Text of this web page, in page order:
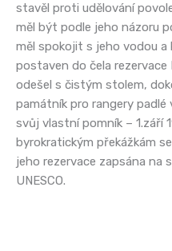
stavěl proti udělování
měl být podle jeho názoru
měl spokojit s jeho vodou a
postaven do čela rezervace
odešel s čistým stolem,
památník pro rangery padlé
svůj vlastní pomník – 1.září
byrokratickým překážkám
jeho rezervace zapsána na
UNESCO.